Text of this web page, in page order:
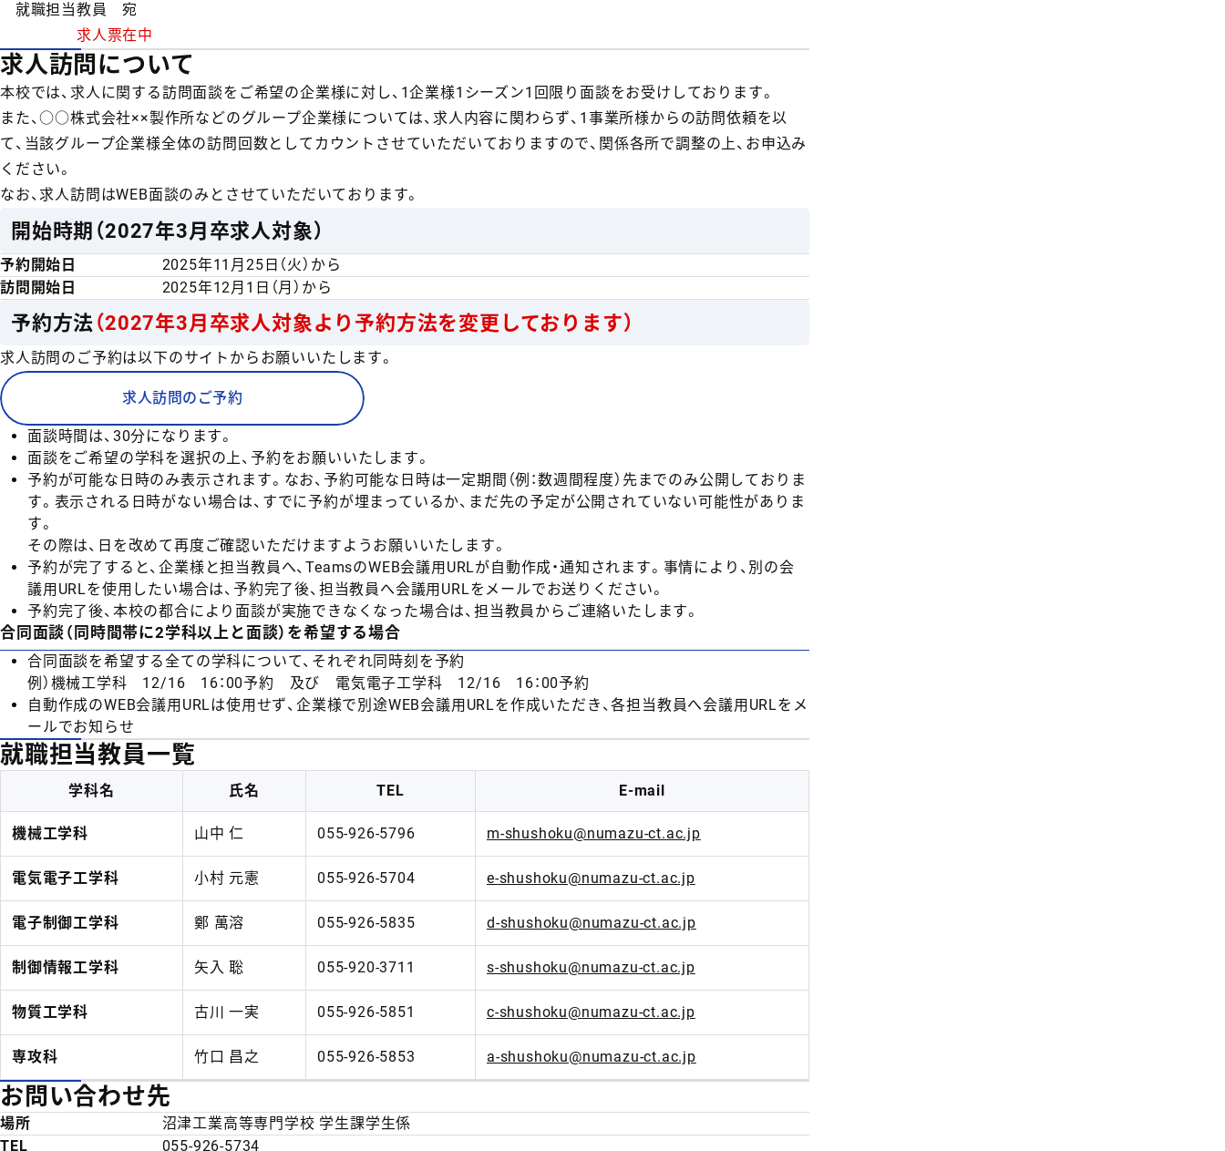
就職担当教員 宛
求人票在中
求人訪問について
本校では、求人に関する訪問面談をご希望の企業様に対し、1企業様1シーズン1回限り面談をお受けしております。
また、○○株式会社××製作所などのグループ企業様については、求人内容に関わらず、1事業所様からの訪問依頼を以
て、当該グループ企業様全体の訪問回数としてカウントさせていただいておりますので、関係各所で調整の上、お申込み
ください。
なお、求人訪問はWEB面談のみとさせていただいております。
開始時期（2027年3月卒求人対象）
予約開始日
2025年11月25日（火）から
訪問開始日
2025年12月1日（月）から
予約方法 （2027年3月卒求人対象より予約方法を変更しております）
求人訪問のご予約は以下のサイトからお願いいたします。
求人訪問のご予約
面談時間は、30分になります。
面談をご希望の学科を選択の上、予約をお願いいたします。
予約が可能な日時のみ表示されます。なお、予約可能な日時は一定期間（例：数週間程度）先までのみ公開しておりま
す。表示される日時がない場合は、すでに予約が埋まっているか、まだ先の予定が公開されていない可能性がありま
す。
その際は、日を改めて再度ご確認いただけますようお願いいたします。
予約が完了すると、企業様と担当教員へ、TeamsのWEB会議用URLが自動作成・通知されます。事情により、別の会
議用URLを使用したい場合は、予約完了後、担当教員へ会議用URLをメールでお送りください。
予約完了後、本校の都合により面談が実施できなくなった場合は、担当教員からご連絡いたします。
合同面談（同時間帯に2学科以上と面談）を希望する場合
合同面談を希望する全ての学科について、それぞれ同時刻を予約
例）機械工学科 12/16 16：00予約 及び 電気電子工学科 12/16 16：00予約
自動作成のWEB会議用URLは使用せず、企業様で別途WEB会議用URLを作成いただき、各担当教員へ会議用URLをメ
ールでお知らせ
就職担当教員一覧
学科名 氏名 TEL E-mail
機械工学科 山中 仁 055-926-5796 m-shushoku@numazu-ct.ac.jp
電気電子工学科 小村 元憲 055-926-5704 e-shushoku@numazu-ct.ac.jp
電子制御工学科 鄭 萬溶 055-926-5835 d-shushoku@numazu-ct.ac.jp
制御情報工学科 矢入 聡 055-920-3711 s-shushoku@numazu-ct.ac.jp
物質工学科 古川 一実 055-926-5851 c-shushoku@numazu-ct.ac.jp
専攻科 竹口 昌之 055-926-5853 a-shushoku@numazu-ct.ac.jp
お問い合わせ先
場所
沼津工業高等専門学校 学生課学生係
TEL
055-926-5734